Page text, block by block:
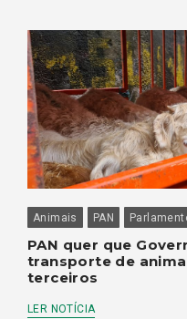
Animais PAN
PAN quer que
transporte de
terceiros
LER NOTÍCIA